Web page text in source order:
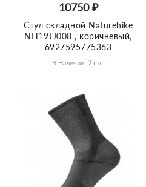
10750 ₽
Стул складной Naturehike
NH19JJ008 , коричневый,
6927595775363
В Наличии: 7 Шт.